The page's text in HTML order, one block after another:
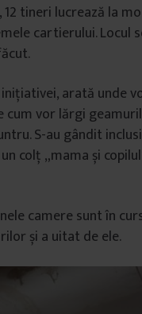
tineri lucrează la
cartierului. Locul
arată unde
vor lărgi
S-au gândit
colț „mama și
camere sunt în
și a uitat de ele.